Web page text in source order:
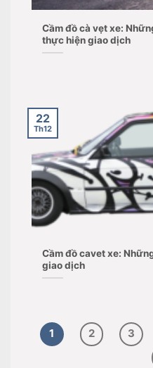
Cầm đồ cà vẹt xe:
thực hiện giao dịch
Cầm đồ cavet xe:
giao dịch
22
Th12
1 2 3